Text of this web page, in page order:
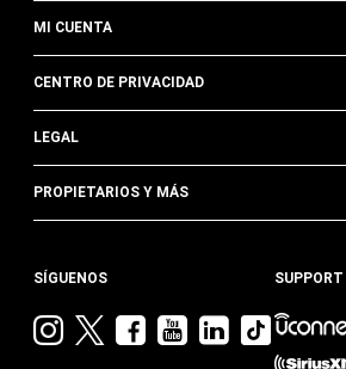
MI CUENTA
CENTRO DE PRIVACIDAD
LEGAL
PROPIETARIOS Y MÁS
SÍGUENOS
VisitaVisitaVisitaVisitaVisita
Jeep
Visita
Jeep
SUPPORT